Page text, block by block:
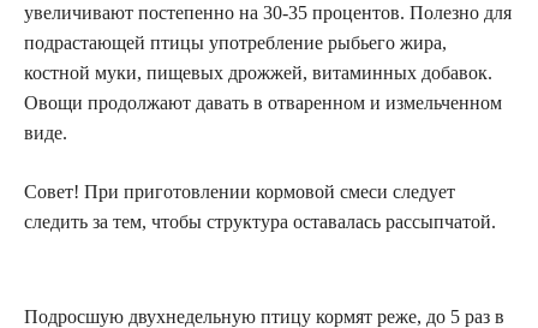
увеличивают постепенно на 30-35 процентов. Полезно для
подрастающей птицы употребление рыбьего жира,
костной муки, пищевых дрожжей, витаминных добавок.
Овощи продолжают давать в отваренном и измельченном
виде.
Совет! При приготовлении кормовой смеси следует
следить за тем, чтобы структура оставалась рассыпчатой.
Подросшую двухнедельную птицу кормят реже, до 5 раз в